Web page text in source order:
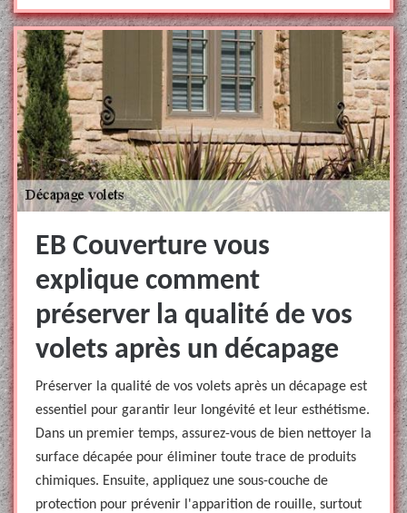
EB Couverture vous
explique comment
préserver la qualité de vos
volets après un décapage
Préserver la qualité de vos volets après un décapage est
essentiel pour garantir leur longévité et leur esthétisme.
Dans un premier temps, assurez-vous de bien nettoyer la
surface décapée pour éliminer toute trace de produits
chimiques. Ensuite, appliquez une sous-couche de
protection pour prévenir l'apparition de rouille, surtout